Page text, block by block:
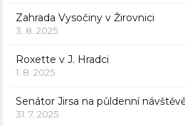
Zahrada Vysočiny v Žirovnici
3. 8. 2025
Roxette v J. Hradci
1. 8. 2025
Senátor Jirsa na půldenní
31. 7. 2025